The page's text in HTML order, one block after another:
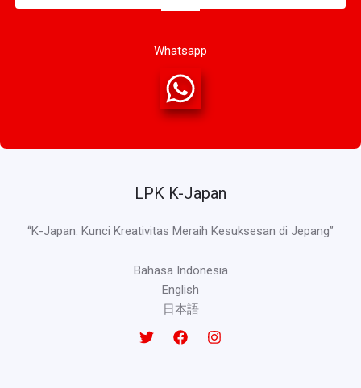
Whatsapp
LPK K-Japan
“K-Japan: Kunci Kreativitas Meraih Kesuksesan di Jepang”
Bahasa Indonesia
English
日本語